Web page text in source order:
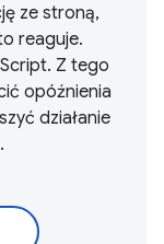
ze stroną,
reaguje.
Z tego
opóźnienia
działanie